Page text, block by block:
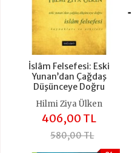
İslâm Felsefesi: Eski
Yunan’dan Çağdaş
Düşünceye Doğru
Hilmi Ziya Ülken
406,00 TL
580,00 TL
+